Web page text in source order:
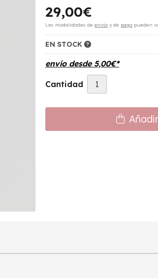
29,00€
Las modalidades de envío y de pago pueden
EN STOCK
envío desde 5,00€*
Cantidad